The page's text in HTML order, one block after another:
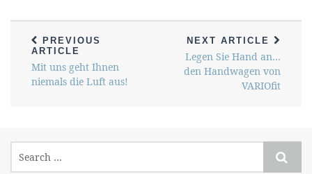
PREVIOUS
ARTICLE
Mit uns geht Ihnen
niemals die Luft aus!
NEXT ARTICLE
Legen Sie Hand an…
den Handwagen von
VARIOfit